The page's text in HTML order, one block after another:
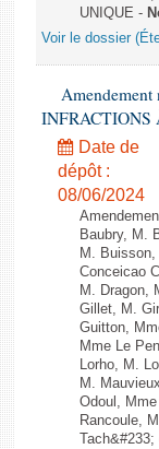
UNIQUE -
Voir le dossier
INFRACTIONS
Date de
dépôt :
08/06/2024
Baubry, M.
M.
Conceicao
M. Dragon,
Gillet, M.
Guitton,
Mme Le
Lorho, M.
M.
Odoul,
Rancoule,